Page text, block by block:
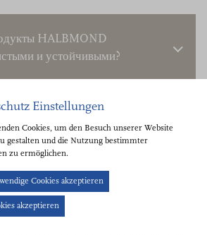
HALBMOND
и устойчивыми?
материалы использует
влияют на акустику и
Einstellungen
Cookies, um den Besuch unserer Website
gestalten und die Nutzung bestimmter
zu ermöglichen.
Cookies akzeptieren
akzeptieren
Cookie-